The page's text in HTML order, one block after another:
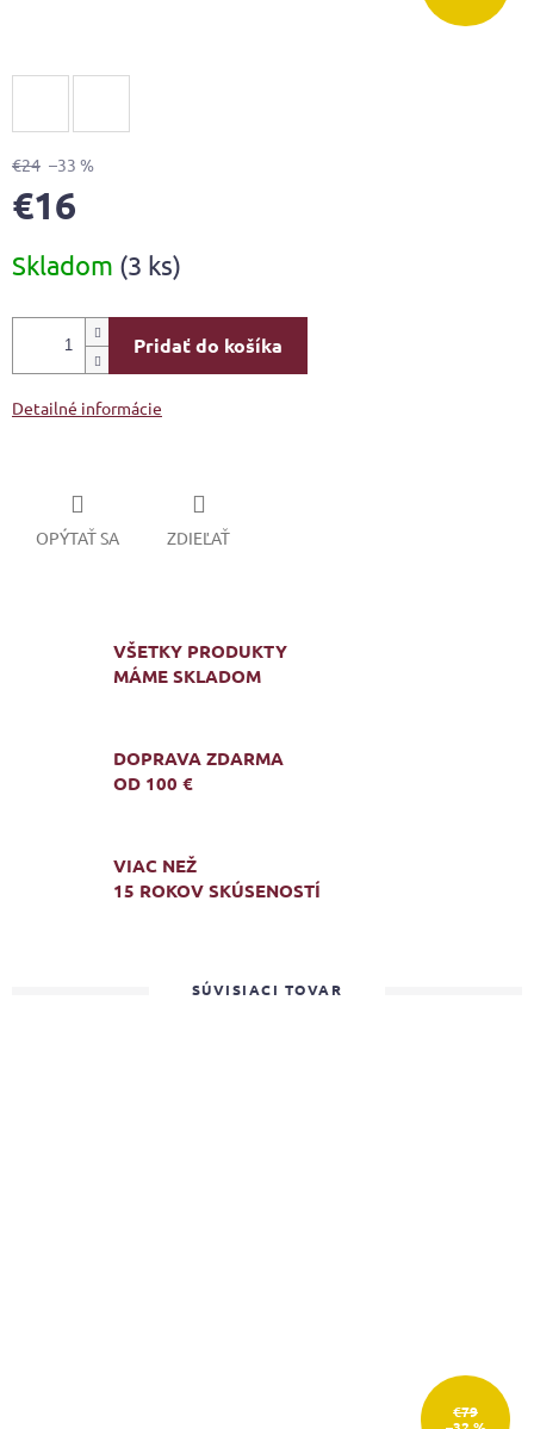
€24 –33 %
€16
cena:
Skladom (3 ks)
Pridať do košíka
Detailné informácie
OPÝTAŤ SA ZDIEĽAŤ
VŠETKY PRODUKTY
MÁME SKLADOM
DOPRAVA ZDARMA
OD 100 €
VIAC NEŽ
15 ROKOV SKÚSENOSTÍ
SÚVISIACI TOVAR
€79